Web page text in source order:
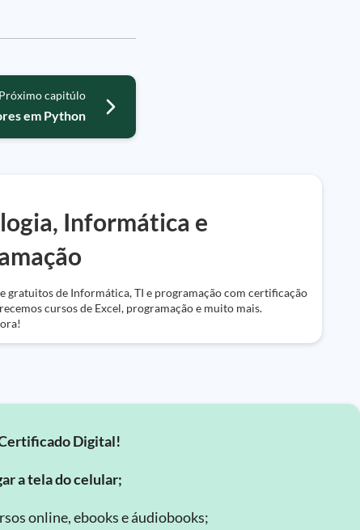
Próximo capitúlo
em Python
Informática e
gratuitos de Informática, TI e programação com certificação
cursos de Excel, programação e muito mais.
Digital!
a tela do celular;
online, ebooks e áudiobooks;